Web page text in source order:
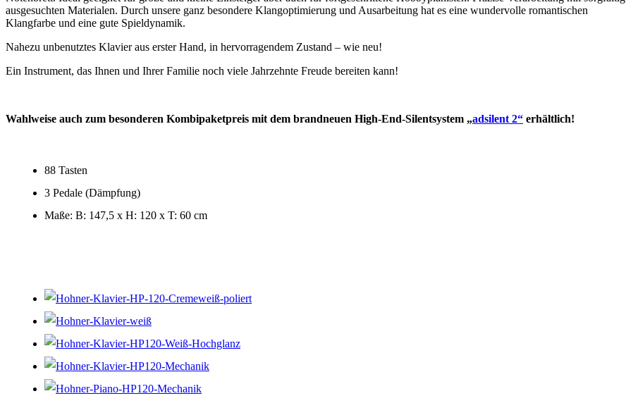
ausgesuchten Materialen. Durch unsere ganz besondere Klangoptimierung und Ausarbeitung hat es eine wundervolle romantischen
Klangfarbe und eine gute Spieldynamik.
Nahezu unbenutztes Klavier aus erster Hand, in hervorragendem Zustand – wie neu!
Ein Instrument, das Ihnen und Ihrer Familie noch viele Jahrzehnte Freude bereiten kann!
Wahlweise auch zum besonderen Kombipaketpreis mit dem brandneuen High-End-Silentsystem „adsilent 2“ erhältlich!
88 Tasten
3 Pedale (Dämpfung)
Maße: B: 147,5 x H: 120 x T: 60 cm